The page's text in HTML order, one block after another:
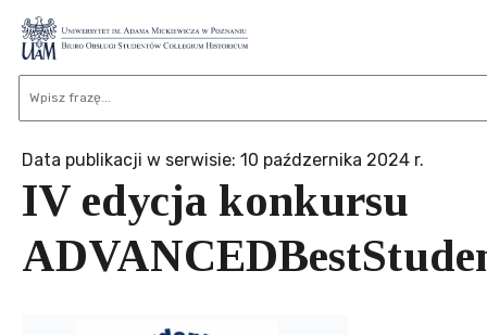
Data publikacji w serwisie: 10 paźdzernika 2024 r.
IV edycja konkursu